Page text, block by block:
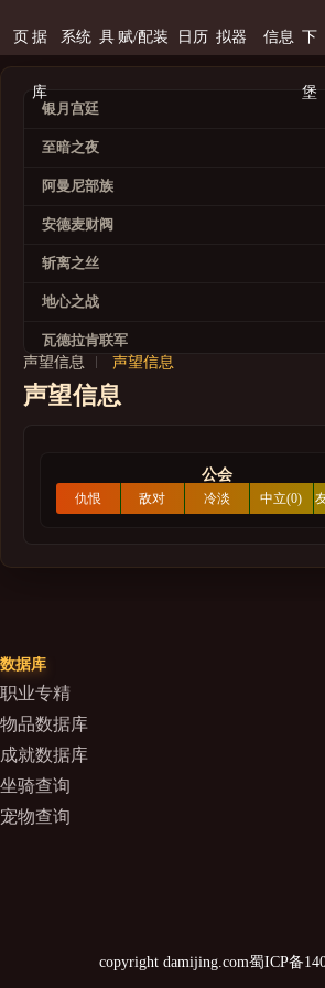
页 据
库
系统 具 赋/配装 日历 拟器 信息 下
堡
银月宫廷
至暗之夜
阿曼尼部族
安德麦财阀
斩离之丝
地心之战
瓦德拉肯联军
龙鳞探险队
暗影国度
军团再临
阡陌客
熊猫人之谜
公会
联盟先遣军
声望信息 声望信息
声望信息
公会
仇恨
敌对
冷淡
中立(0)
数据库
职业专精
物品数据库
成就数据库
坐骑查询
宠物查询
copyright damijing.com蜀ICP备